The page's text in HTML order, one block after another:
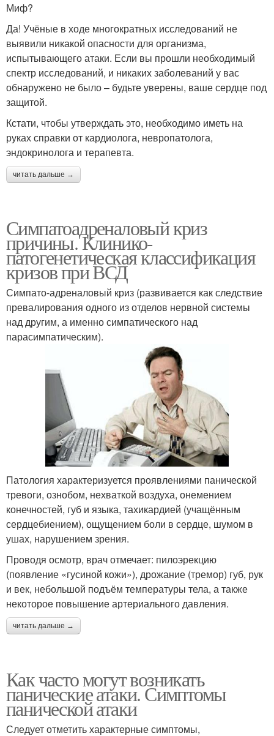
Миф?
Да! Учёные в ходе многократных исследований не
выявили никакой опасности для организма,
испытывающего атаки. Если вы прошли необходимый
спектр исследований, и никаких заболеваний у вас
обнаружено не было – будьте уверены, ваше сердце под
защитой.
Кстати, чтобы утверждать это, необходимо иметь на
руках справки от кардиолога, невропатолога,
эндокринолога и терапевта.
читать дальше →
Симпатоадреналовый криз
причины. Клинико-
патогенетическая классификация
кризов при ВСД
Симпато-адреналовый криз (развивается как следствие
превалирования одного из отделов нервной системы
над другим, а именно симпатического над
парасимпатическим).
Патология характеризуется проявлениями панической
тревоги, ознобом, нехваткой воздуха, онемением
конечностей, губ и языка, тахикардией (учащённым
сердцебиением), ощущением боли в сердце, шумом в
ушах, нарушением зрения.
Проводя осмотр, врач отмечает: пилоэрекцию
(появление «гусиной кожи»), дрожание (тремор) губ, рук
и век, небольшой подъём температуры тела, а также
некоторое повышение артериального давления.
читать дальше →
Как часто могут возникать
панические атаки. Симптомы
панической атаки
Следует отметить характерные симптомы,